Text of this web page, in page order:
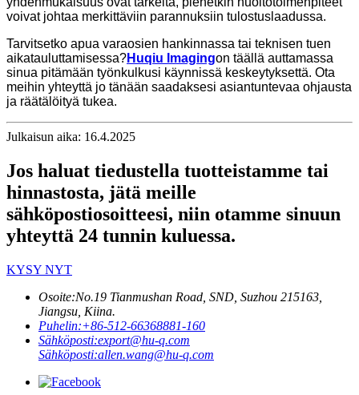
voivat johtaa merkittäviin parannuksiin tulostuslaadussa.
Tarvitsetko apua varaosien hankinnassa tai teknisen tuen
aikatauluttamisessa?Huqiu Imagingon täällä auttamassa
sinua pitämään työnkulkusi käynnissä keskeytyksettä. Ota
meihin yhteyttä jo tänään saadaksesi asiantuntevaa ohjausta
ja räätälöityä tukea.
Julkaisun aika: 16.4.2025
Jos haluat tiedustella tuotteistamme tai
hinnastosta, jätä meille
sähköpostiosoitteesi, niin otamme sinuun
yhteyttä 24 tunnin kuluessa.
KYSY NYT
Osoite:No.19 Tianmushan Road, SND, Suzhou 215163,
Jiangsu, Kiina.
Puhelin:+86-512-66368881-160
Sähköposti:export@hu-q.com
Sähköposti:allen.wang@hu-q.com